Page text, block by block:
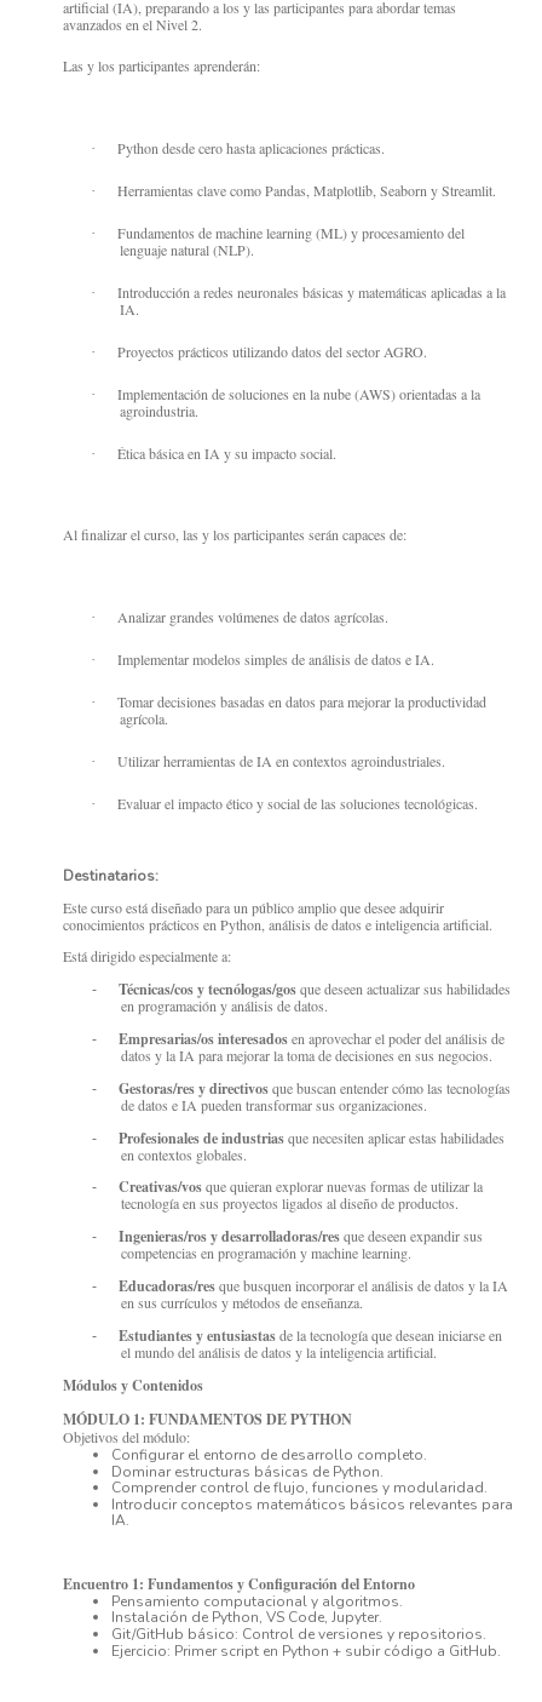
artificial (IA), preparando a los y las participantes para abordar temas
avanzados en el Nivel 2.
Las y los participantes aprenderán:
· Python desde cero hasta aplicaciones prácticas.
· Herramientas clave como Pandas, Matplotlib, Seaborn y Streamlit.
·
Fundamentos de machine learning (ML) y procesamiento del
lenguaje natural (NLP).
·
Introducción a redes neuronales básicas y matemáticas aplicadas a la
IA.
· Proyectos prácticos utilizando datos del sector AGRO.
·
Implementación de soluciones en la nube (AWS) orientadas a la
agroindustria.
· Ética básica en IA y su impacto social.
Al finalizar el curso, las y los participantes serán capaces de:
· Analizar grandes volúmenes de datos agrícolas.
· Implementar modelos simples de análisis de datos e IA.
·
Tomar decisiones basadas en datos para mejorar la productividad
agrícola.
· Utilizar herramientas de IA en contextos agroindustriales.
· Evaluar el impacto ético y social de las soluciones tecnológicas.
Destinatarios:
Este curso está diseñado para un público amplio que desee adquirir
conocimientos prácticos en Python, análisis de datos e inteligencia artificial.
Está dirigido especialmente a:
- Técnicas/cos y tecnólogas/gosque deseen actualizar sus habilidades
en programación y análisis de datos.
- Empresarias/os interesadosen aprovechar el poder del análisis de
datos y la IA para mejorar la toma de decisiones en sus negocios.
- Gestoras/res y directivosque buscan entender cómo las tecnologías
de datos e IA pueden transformar sus organizaciones.
- Profesionales de industriasque necesiten aplicar estas habilidades
en contextos globales.
- Creativas/vosque quieran explorar nuevas formas de utilizar la
tecnología en sus proyectos ligados al diseño de productos.
- Ingenieras/ros y desarrolladoras/resque deseen expandir sus
competencias en programación y machine learning.
- Educadoras/resque busquen incorporar el análisis de datos y la IA
en sus currículos y métodos de enseñanza.
- Estudiantes y entusiastasde la tecnología que desean iniciarse en
el mundo del análisis de datos y la inteligencia artificial.
Módulos y Contenidos
MÓDULO 1: FUNDAMENTOS DE PYTHON
Objetivos del módulo:
Configurar el entorno de desarrollo completo.
Dominar estructuras básicas de Python.
Comprender control de flujo, funciones y modularidad.
Introducir conceptos matemáticos básicos relevantes para
IA.
Encuentro 1: Fundamentos y Configuración del Entorno
Pensamiento computacional y algoritmos.
Instalación de Python, VS Code, Jupyter.
Git/GitHub básico: Control de versiones y repositorios.
Ejercicio: Primer script en Python + subir código a GitHub.